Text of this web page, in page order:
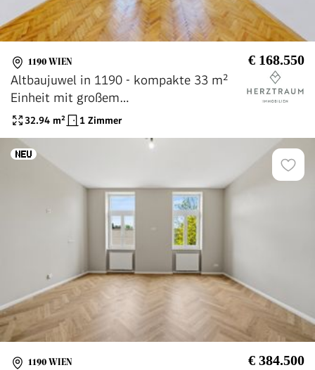
1190 WIEN € 168.550
Altbaujuwel in 1190 - kompakte 33 m²
Einheit mit großem
Entwicklungspotenzial, provisionsfrei
32.94 m² 1 Zimmer
1190 WIEN € 384.500